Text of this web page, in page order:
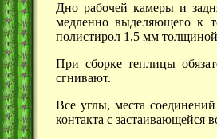
Дно рабочей камеры и
медленно выделяющего к
полистирол 1,5 мм толщиной
При сборке теплицы
сгнивают.
Все углы, места
контакта с застаивающейся